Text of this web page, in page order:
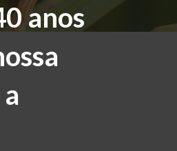
anos